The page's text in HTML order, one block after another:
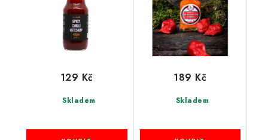
Skladem
129 Kč
Skladem
189 Kč